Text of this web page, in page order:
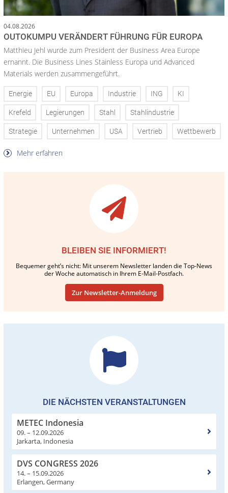
04.08.2026
OUTOKUMPU VERÄNDERT FÜHRUNG FÜR EUROPA
Matthieu Jehl wurde zum President der Business Area Europe
ernannt. Die Business Lines Stainless Europa und Advanced
Materials werden zusammengeführt.
Energie EU Europa Industrie ING KI
Krefeld Legierungen Stahl Stahlindustrie
Strategie Unternehmen USA Vertrieb Wettbewerb
Mehr erfahren
BLEIBEN SIE INFORMIERT!
Bequemer geht’s nicht: Mit unserem Newsletter landen die Top-News
der Woche automatisch in Ihrem E-Mail-Postfach.
Zur Newsletter-Anmeldung
DIE NÄCHSTEN VERANSTALTUNGEN
METEC Indonesia
09. – 12.09.2026
Jarkarta, Indonesia
DVS CONGRESS 2026
14. – 15.09.2026
Erlangen, Germany